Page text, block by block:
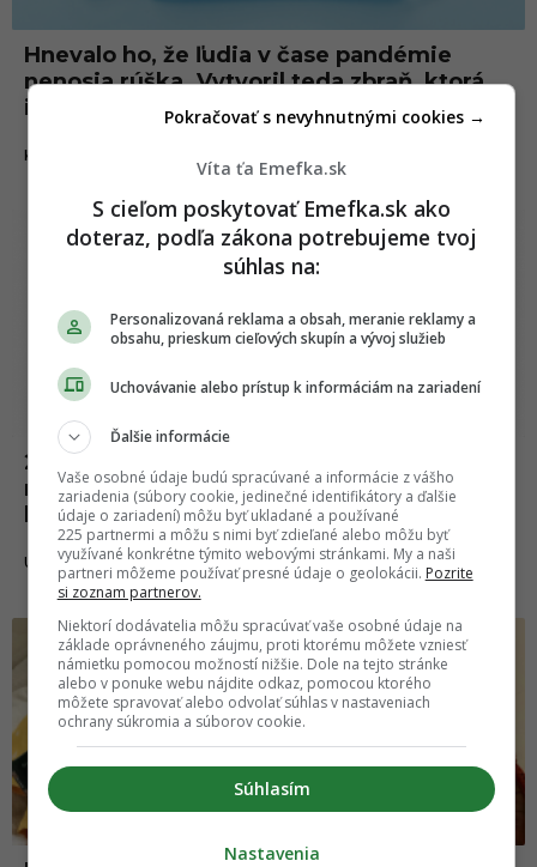
Hnevalo ho, že ľudia v čase pandémie
nenosia rúška. Vytvoril teda zbraň, ktorá
ich strieľa
KORONAVÍRUS
20 zábavných komiksov, ktoré si s
nadhľadom berú na mušku karanténu a
koronavírus
UMENIE 23.07.2020
Umenie
Víta ťa Emefka.sk
S cieľom poskytovať Emefka.sk ako
doteraz, podľa zákona potrebujeme tvoj
súhlas na:
Personalizovaná reklama a obsah, meranie reklamy a
obsahu, prieskum cieľových skupín a vývoj služieb
Uchovávanie alebo prístup k informáciám na zariadení
Ďalšie informácie
Vaše osobné údaje budú spracúvané a informácie z vášho
zariadenia (súbory cookie, jedinečné identifikátory a ďalšie
údaje o zariadení) môžu byť ukladané a používané
225 partnermi a môžu s nimi byť zdieľané alebo môžu byť
využívané konkrétne týmito webovými stránkami. My a naši
partneri môžeme používať presné údaje o geolokácii. Pozrite
si zoznam partnerov.
Niektorí dodávatelia môžu spracúvať vaše osobné údaje na
základe oprávneného záujmu, proti ktorému môžete vzniesť
námietku pomocou možností nižšie. Dole na tejto stránke
alebo v ponuke webu nájdite odkaz, pomocou ktorého
môžete spravovať alebo odvolať súhlas v nastaveniach
ochrany súkromia a súborov cookie.
Súhlasím
Pokračovať s nevyhnutnými cookies →
Nastavenia